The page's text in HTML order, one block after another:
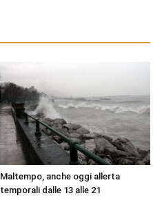
Maltempo, anche oggi allerta
temporali dalle 13 alle 21